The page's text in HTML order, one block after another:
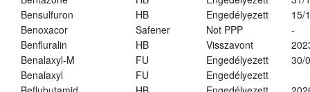
Bensulfuron
HB Engedélyezett
15/
Benoxacor
Safener Not PPP
-
Benfluralin
HB Visszavont
Benalaxyl-M
FU Engedélyezett
30/
Benalaxyl
FU
Engedélyezett